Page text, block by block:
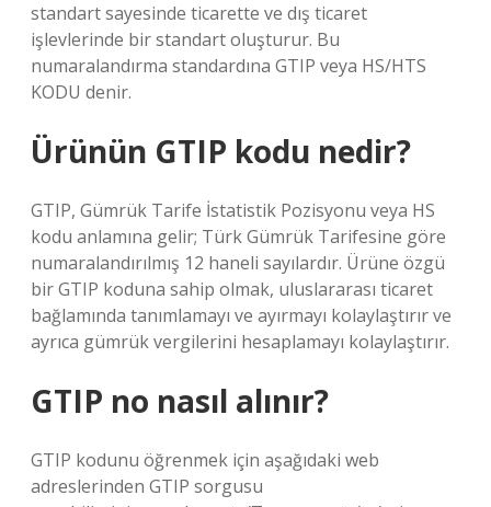
standart sayesinde ticarette ve dış ticaret
işlevlerinde bir standart oluşturur. Bu
numaralandırma standardına GTIP veya HS/HTS
KODU denir.
Ürünün GTIP kodu nedir?
GTIP, Gümrük Tarife İstatistik Pozisyonu veya HS
kodu anlamına gelir; Türk Gümrük Tarifesine göre
numaralandırılmış 12 haneli sayılardır. Ürüne özgü
bir GTIP koduna sahip olmak, uluslararası ticaret
bağlamında tanımlamayı ve ayırmayı kolaylaştırır ve
ayrıca gümrük vergilerini hesaplamayı kolaylaştırır.
GTIP no nasıl alınır?
GTIP kodunu öğrenmek için aşağıdaki web
adreslerinden GTIP sorgusu